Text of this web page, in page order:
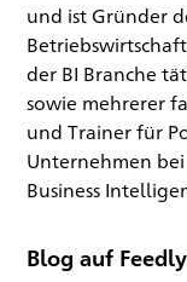
und ist Gründer
der BI Branche
sowie mehrerer
und Trainer für
Unternehmen
Business
Blog auf